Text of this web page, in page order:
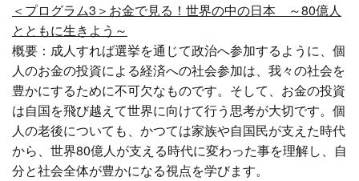
＜プログラム3＞お金で見る！世界の中の日本 ～80億人
とともに生きよう～
概要：成人すれば選挙を通じて政治へ参加するように、個
人のお金の投資による経済への社会参加は、我々の社会を
豊かにするために不可欠なものです。そして、お金の投資
は自国を飛び越えて世界に向けて行う思考が大切です。個
人の老後についても、かつては家族や自国民が支えた時代
から、世界80億人が支える時代に変わった事を理解し、自
分と社会全体が豊かになる視点を学びます。